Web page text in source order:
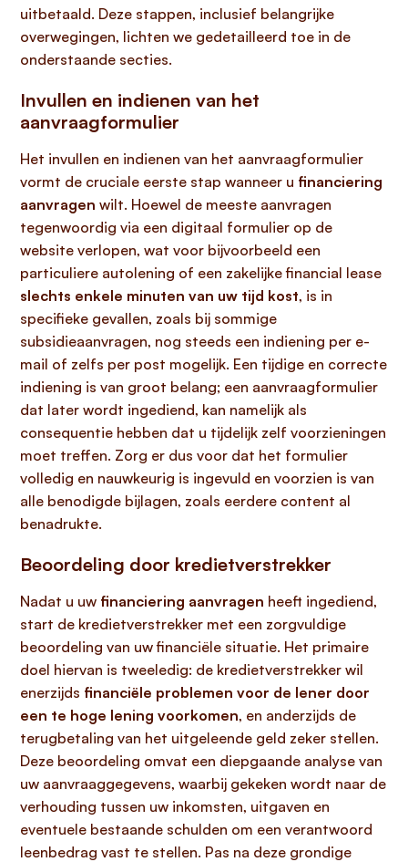
uitbetaald. Deze stappen, inclusief belangrijke
overwegingen, lichten we gedetailleerd toe in de
onderstaande secties.
Invullen en indienen van het
aanvraagformulier
Het invullen en indienen van het aanvraagformulier
vormt de cruciale eerste stap wanneer u financiering
aanvragen wilt. Hoewel de meeste aanvragen
tegenwoordig via een digitaal formulier op de
website verlopen, wat voor bijvoorbeeld een
particuliere autolening of een zakelijke financial lease
slechts enkele minuten van uw tijd kost, is in
specifieke gevallen, zoals bij sommige
subsidieaanvragen, nog steeds een indiening per e-
mail of zelfs per post mogelijk. Een tijdige en correcte
indiening is van groot belang; een aanvraagformulier
dat later wordt ingediend, kan namelijk als
consequentie hebben dat u tijdelijk zelf voorzieningen
moet treffen. Zorg er dus voor dat het formulier
volledig en nauwkeurig is ingevuld en voorzien is van
alle benodigde bijlagen, zoals eerdere content al
benadrukte.
Beoordeling door kredietverstrekker
Nadat u uw financiering aanvragen heeft ingediend,
start de kredietverstrekker met een zorgvuldige
beoordeling van uw financiële situatie. Het primaire
doel hiervan is tweeledig: de kredietverstrekker wil
enerzijds financiële problemen voor de lener door
een te hoge lening voorkomen, en anderzijds de
terugbetaling van het uitgeleende geld zeker stellen.
Deze beoordeling omvat een diepgaande analyse van
uw aanvraaggegevens, waarbij gekeken wordt naar de
verhouding tussen uw inkomsten, uitgaven en
eventuele bestaande schulden om een verantwoord
leenbedrag vast te stellen. Pas na deze grondige